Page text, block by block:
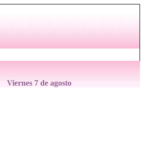
Viernes 7 de agosto